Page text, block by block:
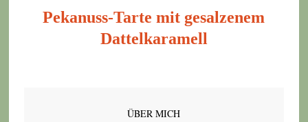
Pekanuss-Tarte mit gesalzenem
Dattelkaramell
ÜBER MICH